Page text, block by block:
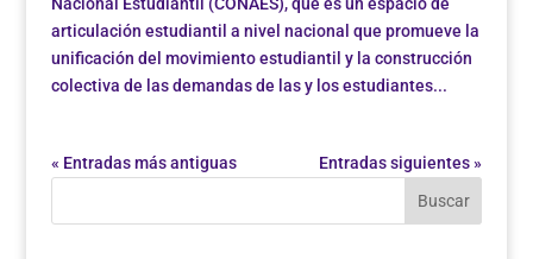
articulación estudiantil a nivel nacional que promueve la
unificación del movimiento estudiantil y la construcción
colectiva de las demandas de las y los estudiantes...
« Entradas más antiguas Entradas siguientes »